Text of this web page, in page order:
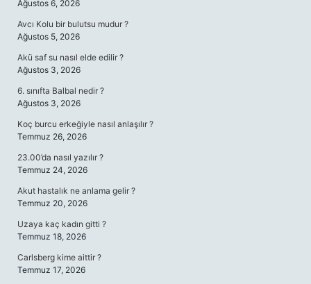
Ağustos 6, 2026
Avcı Kolu bir bulutsu mudur ?
Ağustos 5, 2026
Akü saf su nasıl elde edilir ?
Ağustos 3, 2026
6. sınıfta Balbal nedir ?
Ağustos 3, 2026
Koç burcu erkeğiyle nasıl anlaşılır ?
Temmuz 26, 2026
23.00’da nasıl yazılır ?
Temmuz 24, 2026
Akut hastalık ne anlama gelir ?
Temmuz 20, 2026
Uzaya kaç kadın gitti ?
Temmuz 18, 2026
Carlsberg kime aittir ?
Temmuz 17, 2026